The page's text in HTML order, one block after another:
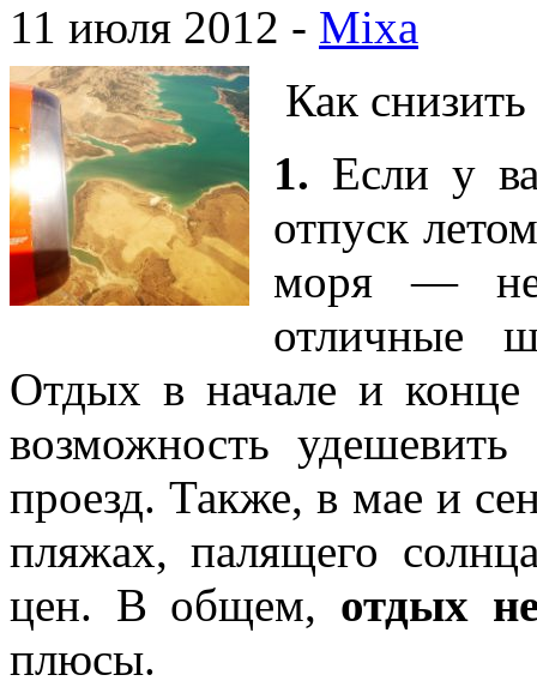
11 июля 2012 - Mixa
Как
1. Если у
отпуск
моря — не
отличные
Отдых в начале и конце
возможность
проезд. Также, в мае и
пляжах, палящего
цен. В общем, отдых
плюсы.